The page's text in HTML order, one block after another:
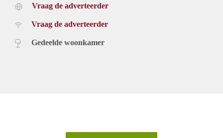
Vraag de adverteerder
Vraag de adverteerder
Gedeelde woonkamer